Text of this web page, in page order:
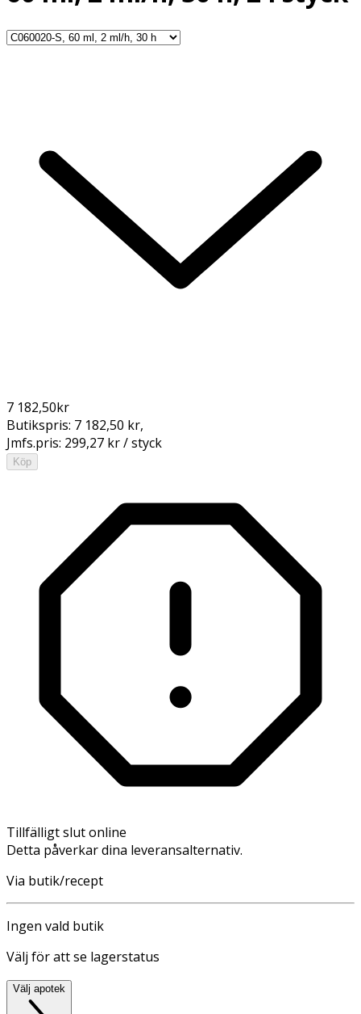
7 182,50kr
Butikspris: 7 182,50 kr,
Jmfs.pris: 299,27 kr / styck
Köp
Tillfälligt slut online
Detta påverkar dina leveransalternativ.
Via butik/recept
Ingen vald butik
Välj för att se lagerstatus
Välj apotek